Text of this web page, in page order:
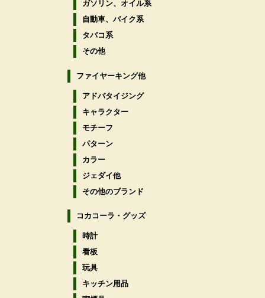
ガソリン、オイル系
自動車、バイク系
タバコ系
その他
ファイヤーキング他
アドバタイジング
キャラクター
モチーフ
パターン
カラー
ジェダイ他
その他のブランド
コカコーラ・グッズ
時計
看板
玩具
キッチン用品